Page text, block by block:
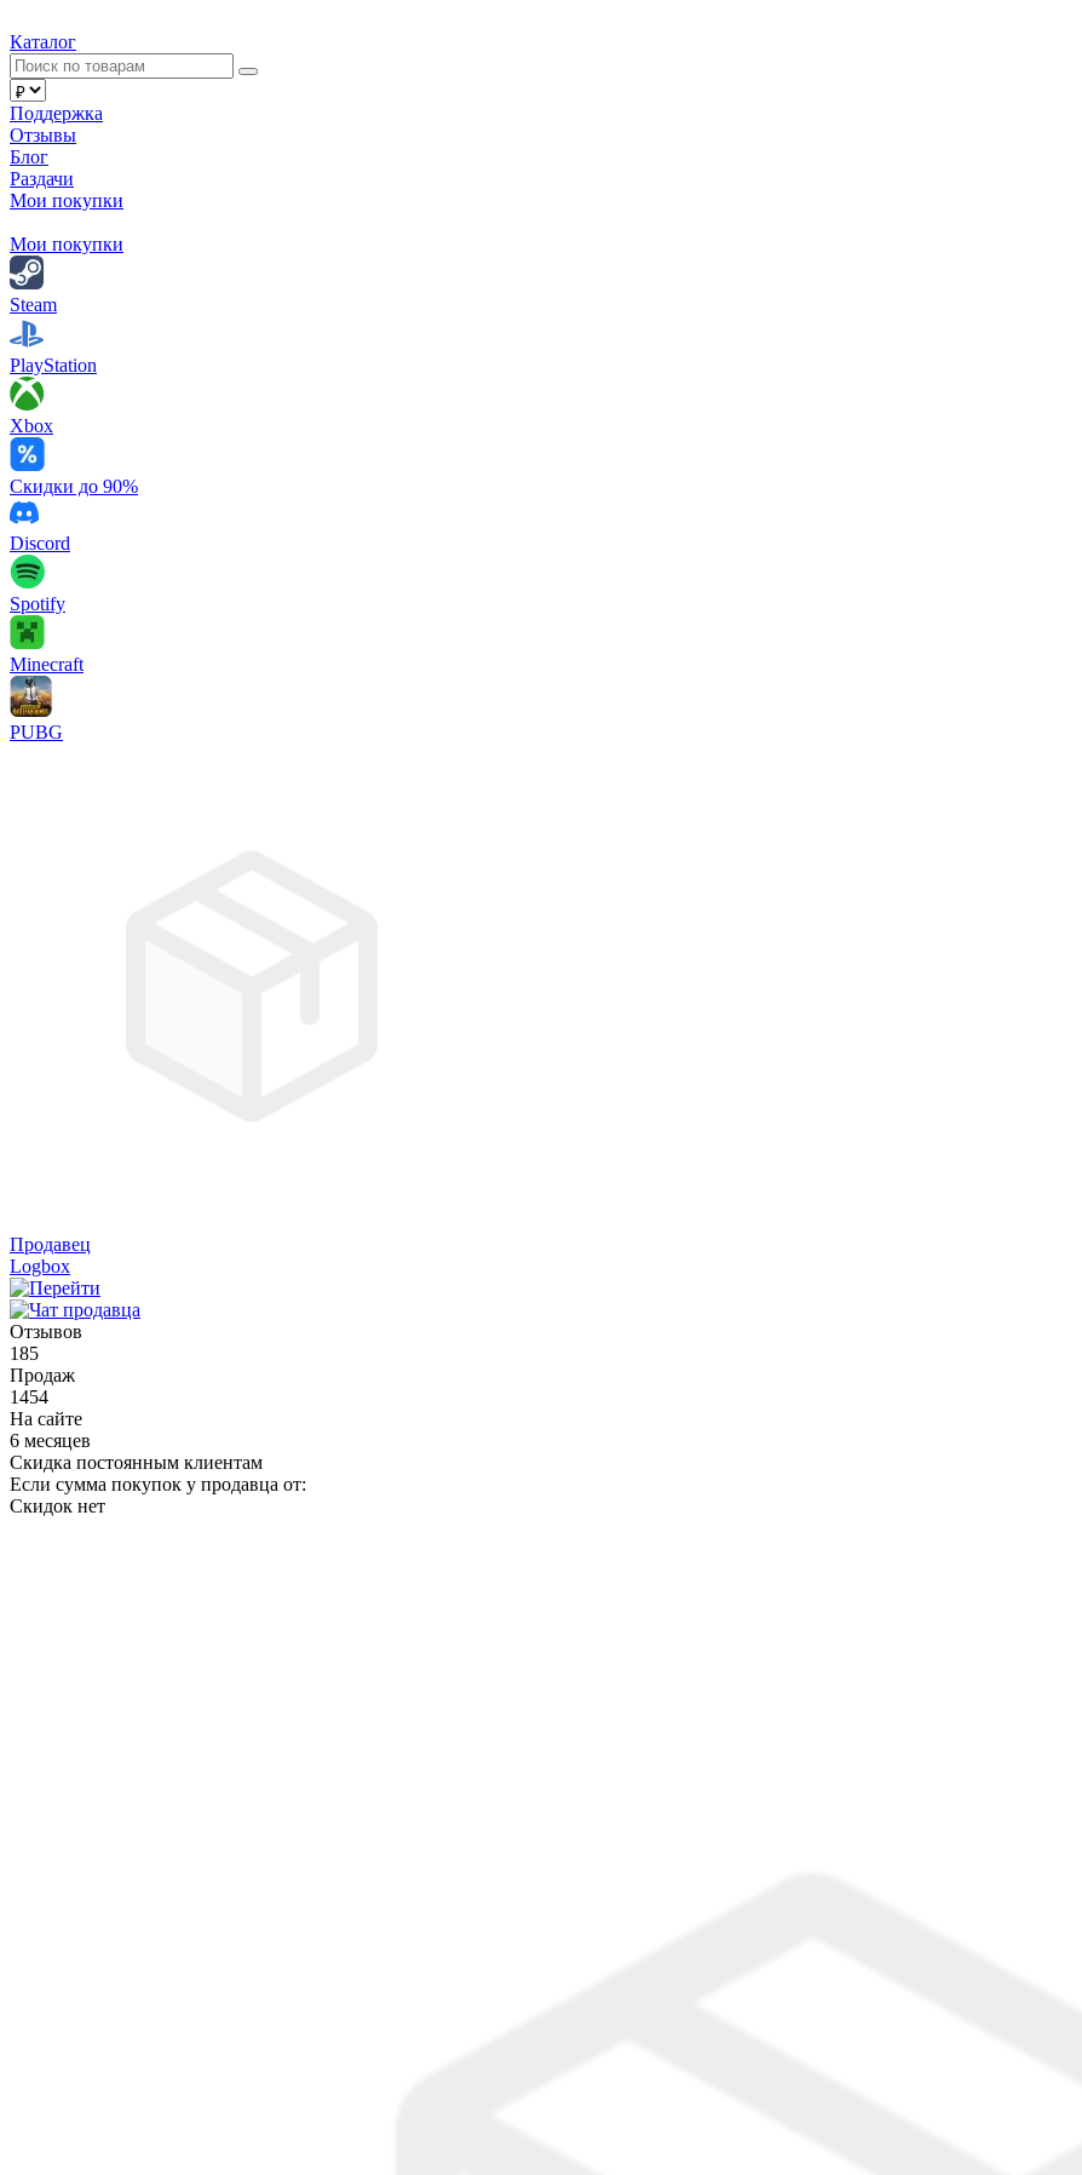
Каталог
Поддержка
Отзывы
Блог
Раздачи
Мои покупки
Мои покупки
Steam
PlayStation
Xbox
Скидки до 90%
Discord
Spotify
Minecraft
PUBG
Продавец
Logbox
Отзывов
185
Продаж
1454
На сайте
6 месяцев
Скидка постоянным клиентам
Если сумма покупок у продавца от:
Скидок нет